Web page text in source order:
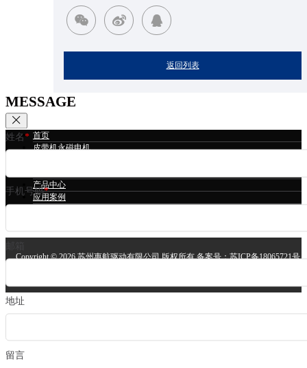
返回列表
首页
皮带机永磁电机
产品中心
应用案例
Copyright ©2026 苏州惠航驱动有限公司 版权所有 备案号：苏ICP备18065721号
MESSAGE
姓名*
手机号码*
邮箱
地址
留言